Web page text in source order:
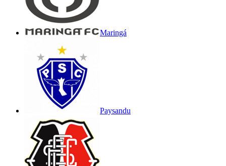
Maringá
Paysandu